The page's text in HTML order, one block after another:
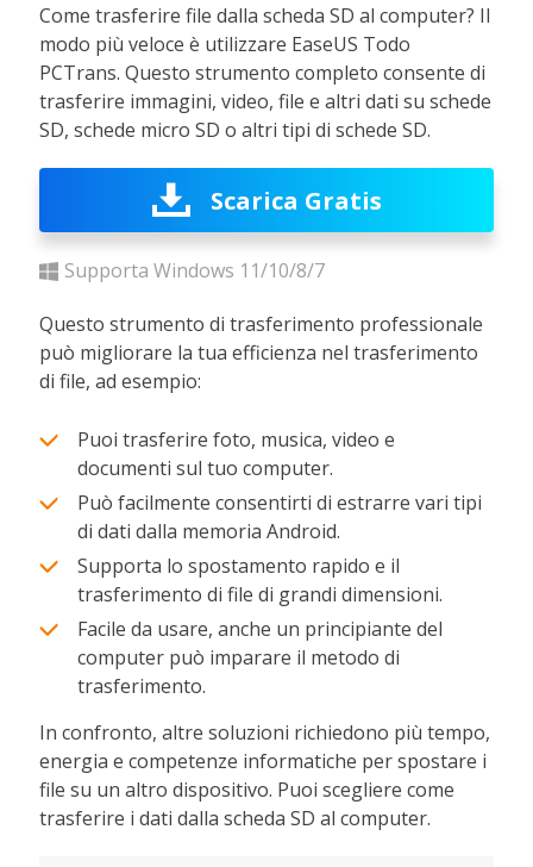
Come trasferire file dalla scheda SD al computer? Il
modo più veloce è utilizzare EaseUS Todo
PCTrans. Questo strumento completo consente di
trasferire immagini, video, file e altri dati su schede
SD, schede micro SD o altri tipi di schede SD.
Scarica Gratis
Supporta Windows 11/10/8/7
Questo strumento di trasferimento professionale
può migliorare la tua efficienza nel trasferimento
di file, ad esempio:
Puoi trasferire foto, musica, video e
documenti sul tuo computer.
Può facilmente consentirti di estrarre vari tipi
di dati dalla memoria Android.
Supporta lo spostamento rapido e il
trasferimento di file di grandi dimensioni.
Facile da usare, anche un principiante del
computer può imparare il metodo di
trasferimento.
In confronto, altre soluzioni richiedono più tempo,
energia e competenze informatiche per spostare i
file su un altro dispositivo. Puoi scegliere come
trasferire i dati dalla scheda SD al computer.